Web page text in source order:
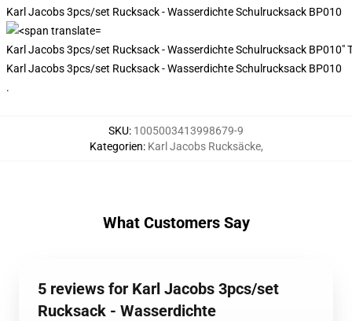
Karl Jacobs 3pcs/set Rucksack - Wasserdichte Schulrucksack BP010
Karl Jacobs 3pcs/set Rucksack - Wasserdichte Schulrucksack
Karl Jacobs 3pcs/set Rucksack - Wasserdichte Schulrucksack BP010
.
SKU: 1005003413998679-9
Kategorien: Karl Jacobs Rucksäcke,
What Customers Say
5 reviews for Karl Jacobs 3pcs/set
Rucksack - Wasserdichte